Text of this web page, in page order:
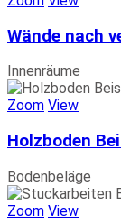
Wände nach
Innenräume
Zoom View
Holzboden
Bodenbeläge
Zoom View